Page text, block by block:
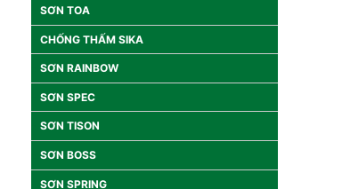
SƠN TOA
CHỐNG THẤM SIKA
SƠN RAINBOW
SƠN SPEC
SƠN TISON
SƠN BOSS
SƠN SPRING